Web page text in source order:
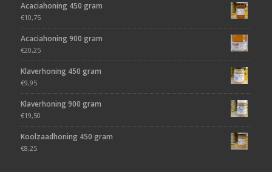
Acaciahoning 450 gram
€10,75
Acaciahoning 900 gram
€20,25
Klaverhoning 450 gram
€9,95
Klaverhoning 900 gram
€19,50
Koolzaadhoning 450 gram
€8,25